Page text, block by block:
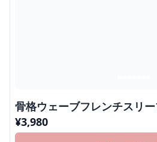
骨格ウェーブフレンチスリ
¥3,980